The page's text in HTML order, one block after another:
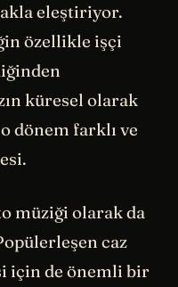
eleştiriyor.
özellikle işçi
küresel olarak
dönem farklı ve
müziği olarak da
caz
için de önemli bir